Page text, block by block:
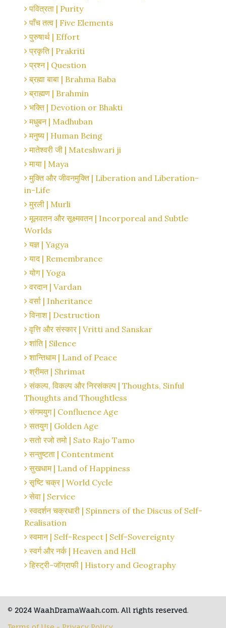
पवित्रता | Purity
पाँच तत्व | Five Elements
पुरुषार्थ | Effort
प्रकृति | Prakriti
प्रश्न | Question
ब्रह्मा बाबा | Brahma Baba
ब्राह्मण | Brahmin
भक्ति | Devotion or Bhakti
मधुबन | Madhuban
मनुष्य | Human Being
मातेश्वरी जी | Mateshwari ji
माया | Maya
मुक्ति और जीवनमुक्ति | Liberation and Liberation-
in-Life
मुरली | Murli
मूलवतन और सूक्ष्मवतन | Incorporeal and Subtle
Worlds
यज्ञ | Yagya
याद | Remembrance
योग | Yoga
वरदान | Vardan
वर्सा | Inheritance
विनाश | Destruction
वृत्ति और संस्कार | Vritti and Sanskar
शांति | Silence
शान्तिधाम | Land of Peace
श्रीमत | Shrimat
संकल्प, विकल्प और निरसंकल्प | Thoughts, Sinful
Thoughts and Thoughtless
संगमयुग | Confluence Age
सतयुग | Golden Age
सतो रजो तमो | Sato Rajo Tamo
सन्तुष्टता | Contentment
सुखधाम | Land of Happiness
सृष्टि चक्र | World Cycle
सेवा | Service
स्वदर्शन चक्रधारी | Spinners of the Discus of Self-
Realisation
स्वमान | Self-Respect | Self-Sovereignty
स्वर्ग और नर्क | Heaven and Hell
हिस्ट्री-जॉग्राफी | History and Geography
© 2024 WaahDramaWaah.com. All rights reserved.